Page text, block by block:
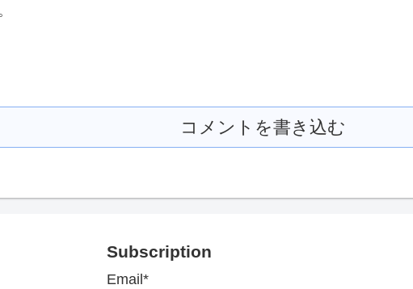
コメントを書き込む
Subscription
Email*